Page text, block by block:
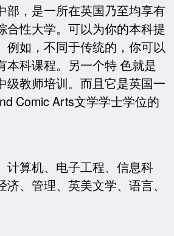
部，是一所在英国乃至均享有
合性大学。可以为你的本科提
例如，不同于传统的，你可以
本科课程。另一个特 色就是
级教师培训。而且它是英国一
Comic Arts文学学士学位的
计算机、电子工程、信息科
、管理、英美文学、语言、